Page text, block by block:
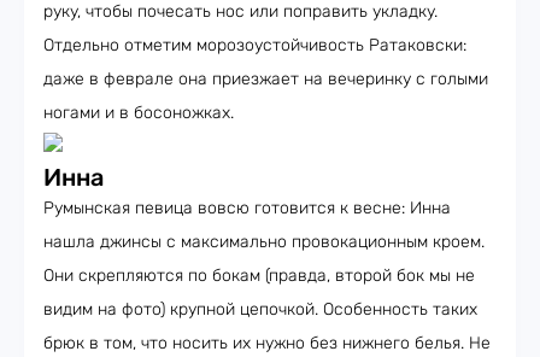
руку, чтобы почесать нос или поправить укладку.
Отдельно отметим морозоустойчивость Ратаковски:
даже в феврале она приезжает на вечеринку с голыми
ногами и в босоножках.
Инна
Румынская певица вовсю готовится к весне: Инна
нашла джинсы с максимально провокационным кроем.
Они скрепляются по бокам (правда, второй бок мы не
видим на фото) крупной цепочкой. Особенность таких
брюк в том, что носить их нужно без нижнего белья. Не